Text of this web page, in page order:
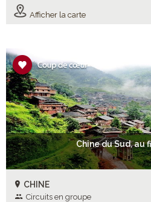
Afficher la carte
Chine du Sud, au
CHINE
Circuits en groupe